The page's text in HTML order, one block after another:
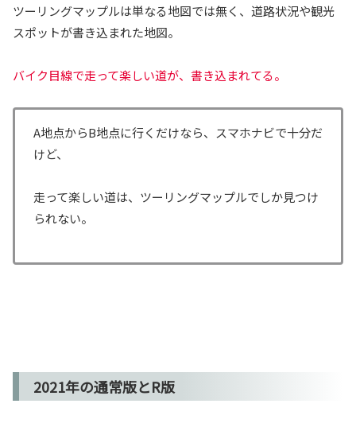
ツーリングマップルは単なる地図では無く、道路状況や観光
スポットが書き込まれた地図。
バイク目線で走って楽しい道が、書き込まれてる。
A地点からB地点に行くだけなら、スマホナビで十分だ
けど、
走って楽しい道は、ツーリングマップルでしか見つけ
られない。
2021年の通常版とR版